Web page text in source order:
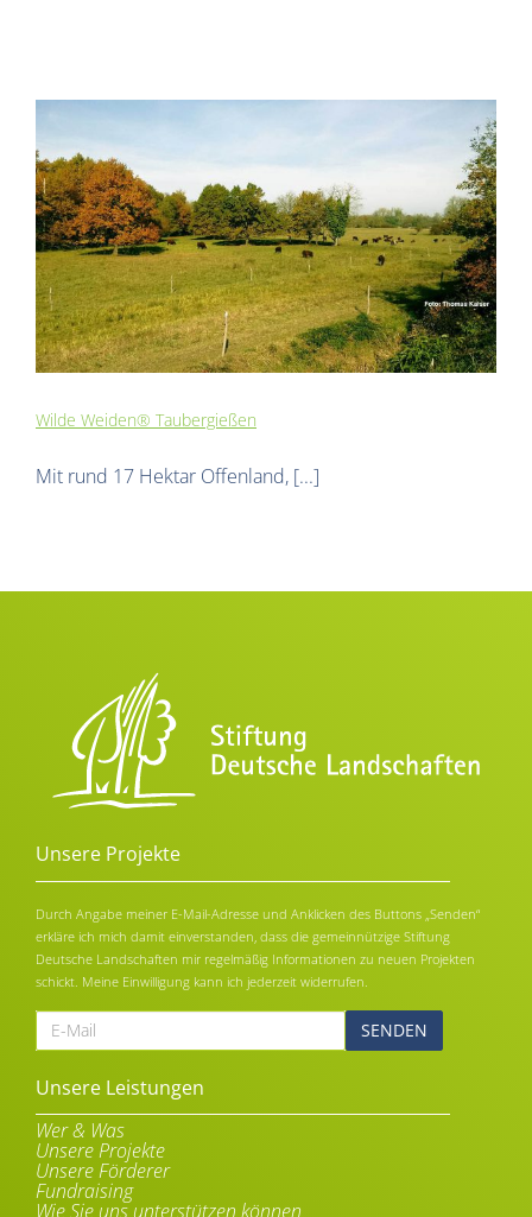
Wilde Weiden® Taubergießen
Mit rund 17 Hektar Offenland, [...]
Unsere Projekte
Durch Angabe meiner E-Mail-Adresse und Anklicken des Buttons „Senden“
erkläre ich mich damit einverstanden, dass die gemeinnützige Stiftung
Deutsche Landschaften mir regelmäßig Informationen zu neuen Projekten
schickt. Meine Einwilligung kann ich jederzeit widerrufen.
E-
Mail
Alternative:
Unsere Leistungen
Wer & Was
Unsere Projekte
Unsere Förderer
Fundraising
Wie Sie uns unterstützen können